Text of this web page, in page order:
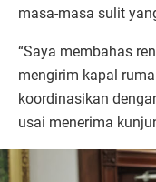
masa-masa sulit
“Saya membahas
mengirim kapal
koordinasikan
usai menerima